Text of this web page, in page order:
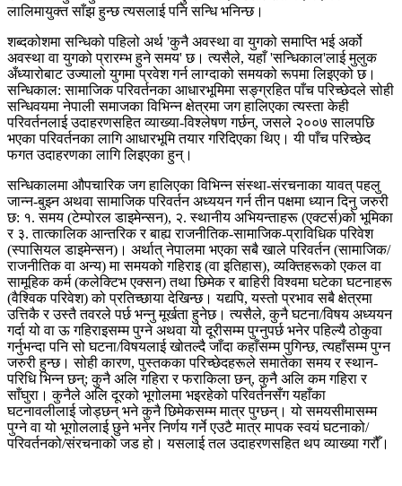
लालिमायुक्त साँझ हुन्छ त्यसलाई पनि सन्धि भनिन्छ।
शब्दकोशमा सन्धिको पहिलो अर्थ 'कुनै अवस्था वा युगको समाप्ति भई अर्को
अवस्था वा युगको प्रारम्भ हुने समय' छ। त्यसैले, यहाँ 'सन्धिकाल'लाई मुलुक
अँध्यारोबाट उज्यालो युगमा प्रवेश गर्न लाग्दाको समयको रूपमा लिइएको छ।
सन्धिकाल: सामाजिक परिवर्तनका आधारभूमिमा सङ्ग्रहित पाँच परिच्छेदले सोही
सन्धिवयमा नेपाली समाजका विभिन्न क्षेत्रमा जग हालिएका त्यस्ता केही
परिवर्तनलाई उदाहरणसहित व्याख्या-विश्लेषण गर्छन्, जसले २००७ सालपछि
भएका परिवर्तनका लागि आधारभूमि तयार गरिदिएका थिए। यी पाँच परिच्छेद
फगत उदाहरणका लागि लिइएका हुन्।
सन्धिकालमा औपचारिक जग हालिएका विभिन्न संस्था-संरचनाका यावत् पहलु
जान्न-बुझ्न अथवा सामाजिक परिवर्तन अध्ययन गर्न तीन पक्षमा ध्यान दिनु जरुरी
छ: १. समय (टेम्पोरल डाइमेन्सन), २. स्थानीय अभियन्ताहरू (एक्टर्स)को भूमिका
र ३. तात्कालिक आन्तरिक र बाह्य राजनीतिक-सामाजिक-प्राविधिक परिवेश
(स्पासियल डाइमेन्सन)। अर्थात् नेपालमा भएका सबै खाले परिवर्तन (सामाजिक/
राजनीतिक वा अन्य) मा समयको गहिराइ (वा इतिहास), व्यक्तिहरूको एकल वा
सामूहिक कर्म (कलेक्टिभ एक्सन) तथा छिमेक र बाहिरी विश्वमा घटेका घटनाहरू
(वैश्विक परिवेश) को प्रतिच्छाया देखिन्छ। यद्यपि, यस्तो प्रभाव सबै क्षेत्रमा
उत्तिकै र उस्तै तवरले पर्छ भन्नु मूर्खता हुनेछ। त्यसैले, कुनै घटना/विषय अध्ययन
गर्दा यो वा ऊ गहिराइसम्म पुग्ने अथवा यो दूरीसम्म पुग्नुपर्छ भनेर पहिल्यै ठोकुवा
गर्नुभन्दा पनि सो घटना/विषयलाई खोतल्दै जाँदा कहाँसम्म पुगिन्छ, त्यहाँसम्म पुग्न
जरुरी हुन्छ। सोही कारण, पुस्तकका परिच्छेदहरूले समातेका समय र स्थान-
परिधि भिन्न छन्; कुनै अलि गहिरा र फराकिला छन्, कुनै अलि कम गहिरा र
साँघुरा। कुनैले अलि दूरको भूगोलमा भइरहेको परिवर्तनसँग यहाँका
घटनावलीलाई जोड्छन् भने कुनै छिमेकसम्म मात्र पुग्छन्। यो समयसीमासम्म
पुग्ने वा यो भूगोललाई छुने भनेर निर्णय गर्ने एउटै मात्र मापक स्वयं घटनाको/
परिवर्तनको/संरचनाको जड हो। यसलाई तल उदाहरणसहित थप व्याख्या गरौँ।